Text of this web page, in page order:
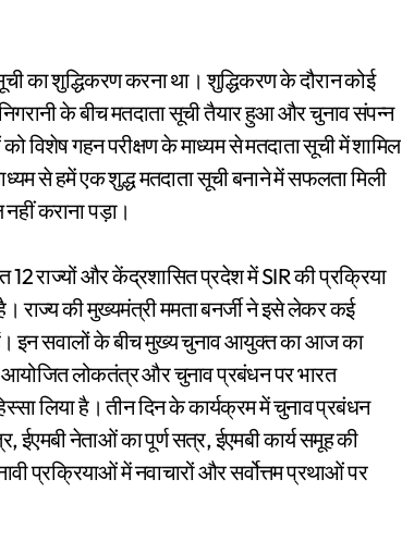
का शुद्धिकरण करना था। शुद्धिकरण के दौरान कोई
के बीच मतदाता सूची तैयार हुआ और चुनाव संपन्न
गहन परीक्षण के माध्यम से मतदाता सूची में शामिल
से हमें एक शुद्ध मतदाता सूची बनाने में सफलता मिली
कराना पड़ा।
12 राज्यों और केंद्रशासित प्रदेश में SIR की प्रक्रिया
राज्य की मुख्यमंत्री ममता बनर्जी ने इसे लेकर कई
इन सवालों के बीच मुख्य चुनाव आयुक्त का आज का
आयोजित लोकतंत्र और चुनाव प्रबंधन पर भारत
लिया है। तीन दिन के कार्यक्रम में चुनाव प्रबंधन
ईएमबी नेताओं का पूर्ण सत्र, ईएमबी कार्य समूह की
प्रक्रियाओं में नवाचारों और सर्वोत्तम प्रथाओं पर